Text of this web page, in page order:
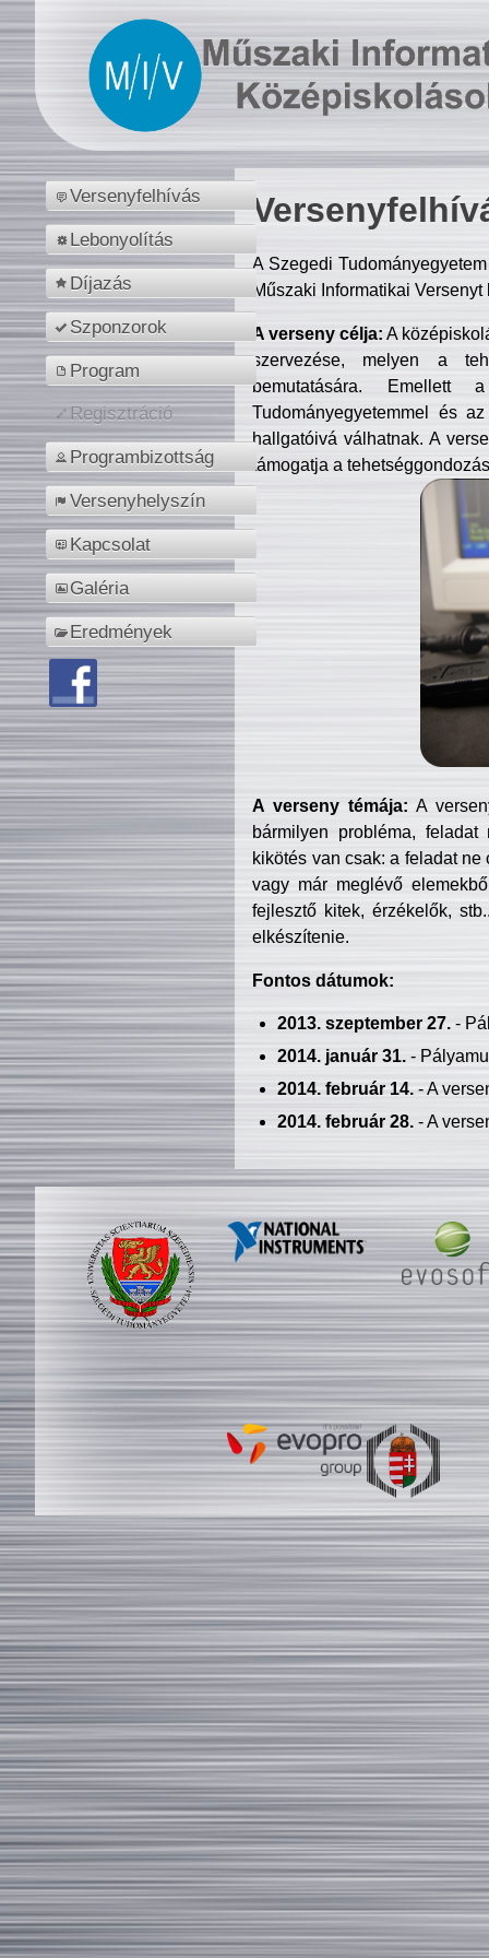
Versenyfelhívás
Lebonyolítás
Díjazás
Szponzorok
Program
Regisztráció
Programbizottság
Versenyhelyszín
Kapcsolat
Galéria
Eredmények
A Szegedi
Műszaki Informatikai
A verseny célja: A
szervezése, melyen a
bemutatására. Emellett
Tudományegyetemmel és
hallgatóivá válhatnak. A
támogatja a
A verseny témája: A
bármilyen probléma, feladat
kikötés van csak: a feladat
vagy már meglévő
fejlesztő kitek, érzékelők,
elkészítenie.
Fontos dátumok:
2013. szeptember 27.-
2014. január 31.-
2014. február 14.- A
2014. február 28.- A